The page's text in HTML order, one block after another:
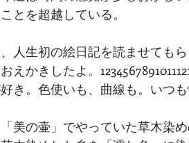
とを超越している。
人生初の絵日記を読ませてもら
えかきしたよ。
き。色使いも、曲線も。いつも
美の壷」でやっていた草木染め